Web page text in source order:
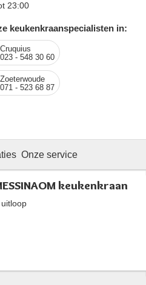
23:00
keukenkraanspecialisten in:
Cruquius
023 - 548 30 60
Zoeterwoude
071 - 523 68 87
Onze service
keukenkraan